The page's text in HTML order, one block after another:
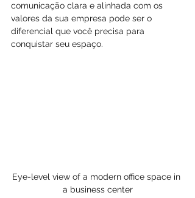
comunicação clara e alinhada com os
valores da sua empresa pode ser o
diferencial que você precisa para
conquistar seu espaço.
Eye-level view of a modern office space in
a business center